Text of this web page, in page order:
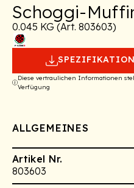
Schoggi-
0.045 KG (Art. 803603)
Diese vertraulichen Informationen
Verfügung
ALLGEMEINES
Artikel Nr.
803603